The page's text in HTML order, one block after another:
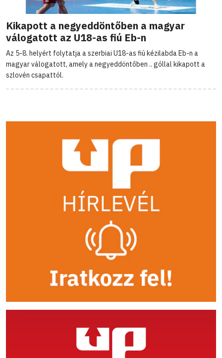
Kikapott a negyeddöntőben a magyar
válogatott az U18-as fiú Eb-n
Az 5-8. helyért folytatja a szerbiai U18-as fiú kézilabda Eb-n a
magyar válogatott, amely a negyeddöntőben .. góllal kikapott a
szlovén csapattól.